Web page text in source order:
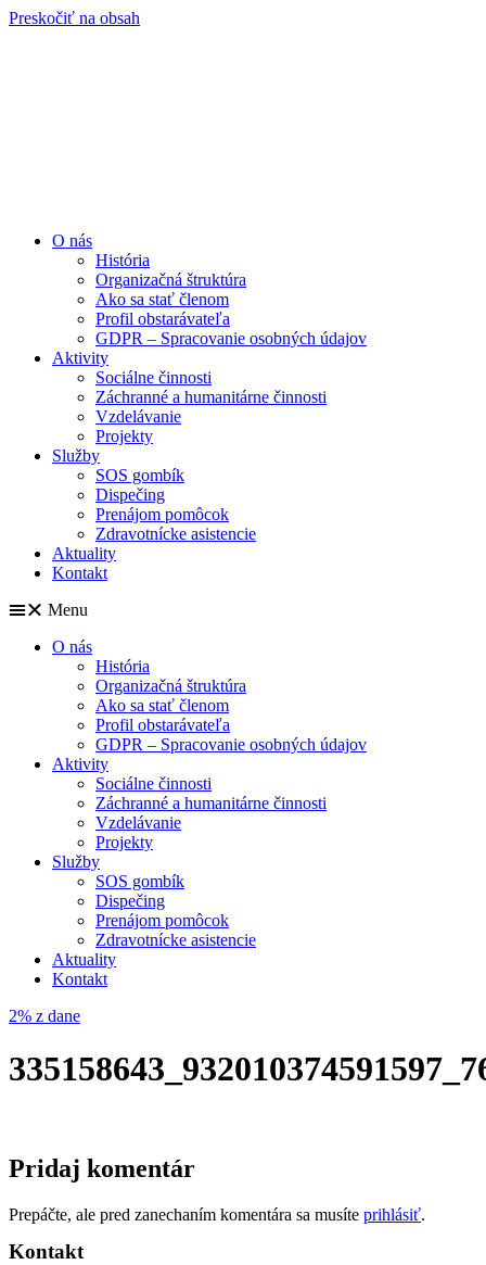
Preskočiť na obsah
O nás
História
Organizačná štruktúra
Ako sa stať členom
Profil obstarávateľa
GDPR – Spracovanie osobných údajov
Aktivity
Sociálne činnosti
Záchranné a humanitárne činnosti
Vzdelávanie
Projekty
Služby
SOS gombík
Dispečing
Prenájom pomôcok
Zdravotnícke asistencie
Aktuality
Kontakt
Menu
O nás
História
Organizačná štruktúra
Ako sa stať členom
Profil obstarávateľa
GDPR – Spracovanie osobných údajov
Aktivity
Sociálne činnosti
Záchranné a humanitárne činnosti
Vzdelávanie
Projekty
Služby
SOS gombík
Dispečing
Prenájom pomôcok
Zdravotnícke asistencie
Aktuality
Kontakt
2% z dane
Pridaj komentár
Prepáčte, ale pred zanechaním komentára sa musíte prihlásiť.
Kontakt